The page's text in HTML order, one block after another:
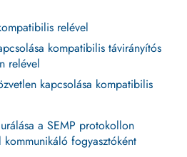
relével
kompatibilis távirányítós
relével
kapcsolása kompatibilis
a SEMP protokollon
kommunikáló fogyasztóként